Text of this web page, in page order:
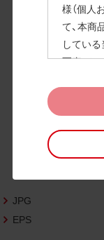
様（個人
て、本商
している
写真デー
また、
（以下「
に同意い
D図ダ
いいます
OP-
高画質画像
JPG
EPS